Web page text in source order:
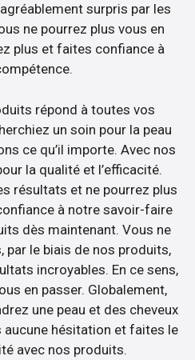
surpris par les
ne pourrez plus vous en
plus et faites confiance à
répond à toutes vos
un soin pour la peau
ce qu’il importe. Avec nos
la qualité et l’efficacité.
résultats et ne pourrez plus
à notre savoir-faire
dès maintenant. Vous ne
par le biais de nos produits,
incroyables. En ce sens,
en passer. Globalement,
une peau et des cheveux
aucune hésitation et faites le
avec nos produits.